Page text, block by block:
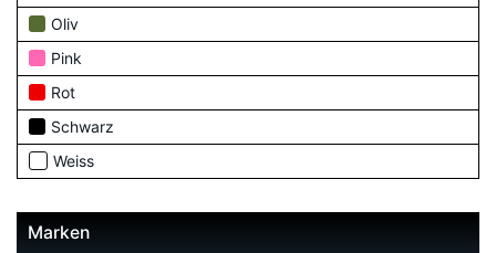
Oliv
Pink
Rot
Schwarz
Weiss
Marken